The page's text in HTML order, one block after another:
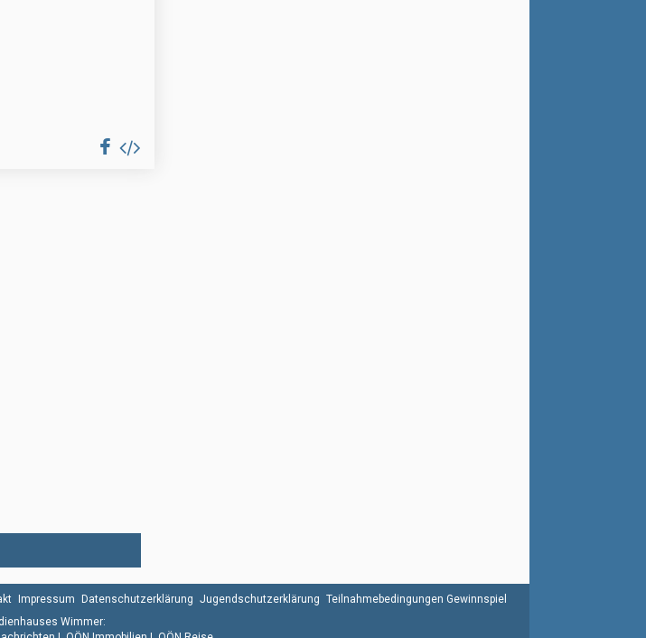
Impressum Datenschutzerklärung Jugendschutzerklärung Teilnahmebedingungen Gewinnspiel
Wimmer: